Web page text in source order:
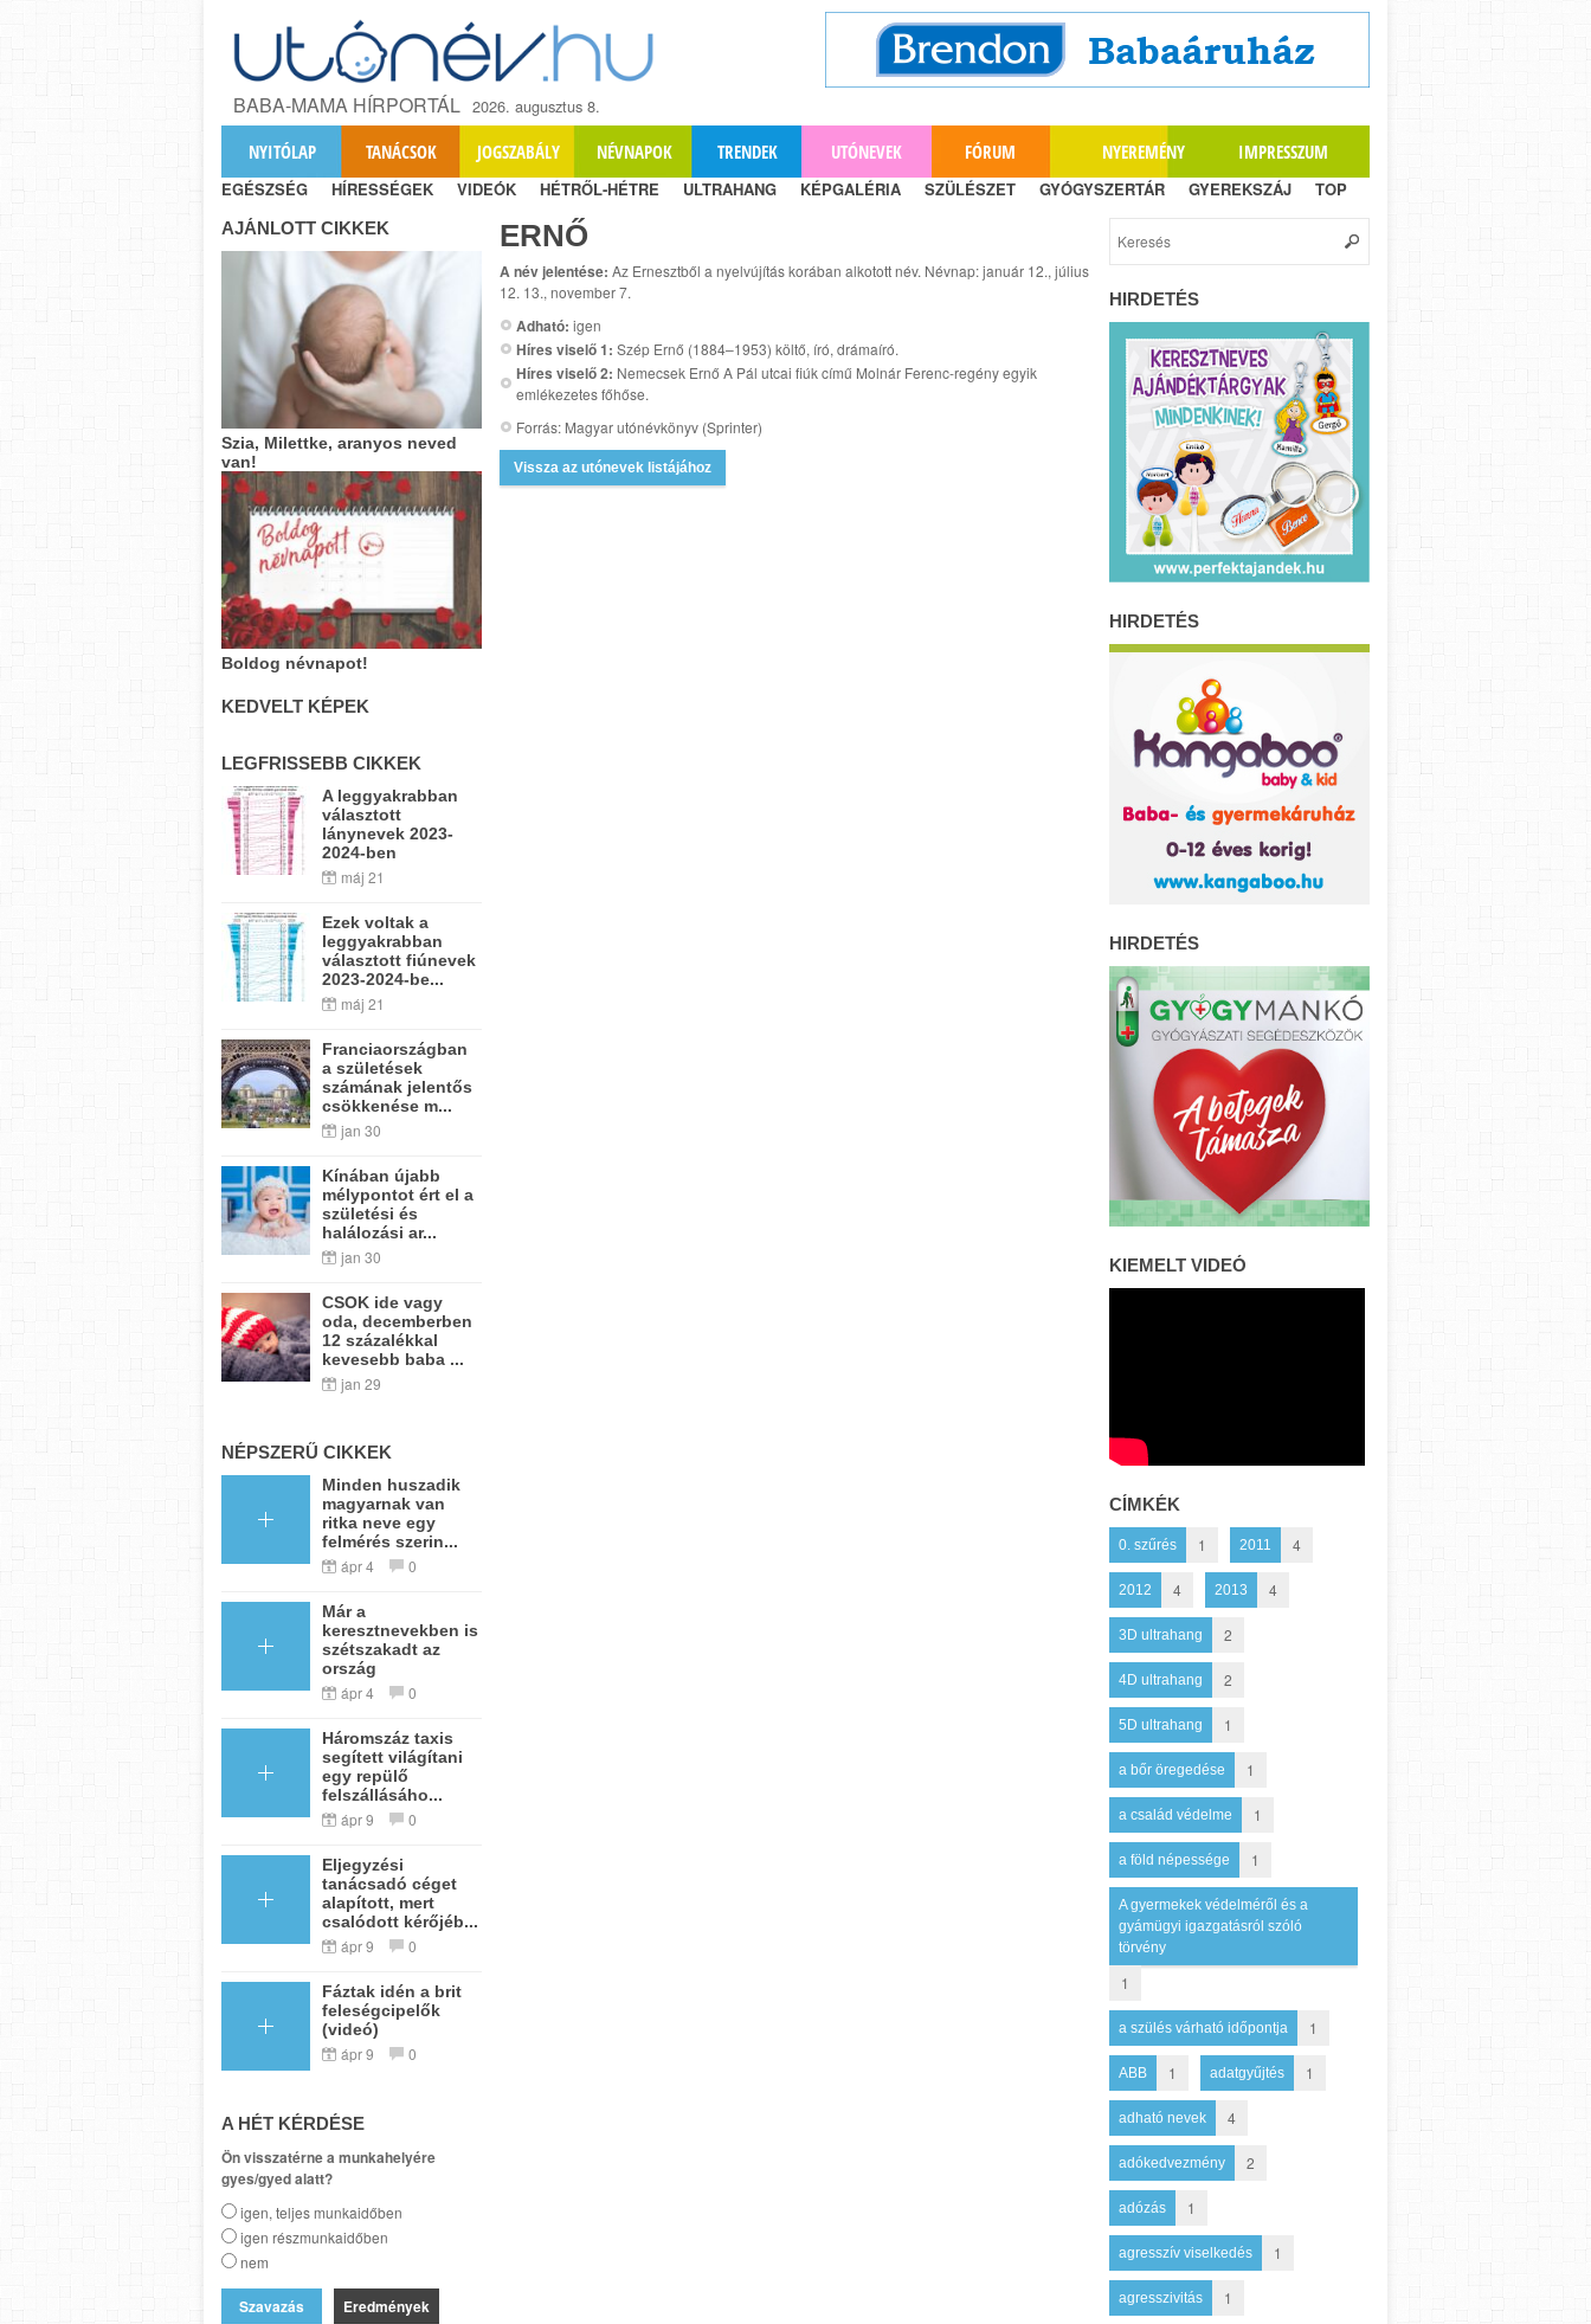
BABA-MAMA HÍRPORTÁL 2026. augusztus 8.
NYITÓLAP TANÁCSOK JOGSZABÁLY NÉVNAPOK TRENDEK UTÓNEVEK FÓRUM NYEREMÉNY IMPRESSZUM
EGÉSZSÉG HÍRESSÉGEK VIDEÓK HÉTRŐL-HÉTRE ULTRAHANG KÉPGALÉRIA SZÜLÉSZET GYÓGYSZERTÁR GYEREKSZÁJ TOP
ERNŐ
A név jelentése: Az Ernesztből a nyelvújítás korában alkotott név. Névnap: január 12., július
12. 13., november 7.
Adható: igen
Híres viselő 1: Szép Ernő (1884–1953) költő, író, drámaíró.
Híres viselő 2: Nemecsek Ernő A Pál utcai fiúk című Molnár Ferenc-regény egyik
emlékezetes főhőse.
Forrás: Magyar utónévkönyv (Sprinter)
Vissza az utónevek listájához
AJÁNLOTT CIKKEK
Szia, Milettke, aranyos neved
van!
Boldog névnapot!
KEDVELT KÉPEK
LEGFRISSEBB CIKKEK
A leggyakrabban
választott
lánynevek 2023-
2024-ben
máj 21
Ezek voltak a
leggyakrabban
választott fiúnevek
2023-2024-be...
máj 21
Franciaországban
a születések
számának jelentős
csökkenése m...
jan 30
Kínában újabb
mélypontot ért el a
születési és
halálozási ar...
jan 30
CSOK ide vagy
oda, decemberben
12 százalékkal
kevesebb baba ...
jan 29
NÉPSZERŰ CIKKEK
Minden huszadik
magyarnak van
ritka neve egy
felmérés szerin...
ápr 4 0
Már a
keresztnevekben is
szétszakadt az
ország
ápr 4 0
Háromszáz taxis
segített világítani
egy repülő
felszállásáho...
ápr 9 0
Eljegyzési
tanácsadó céget
alapított, mert
csalódott kérőjéb...
ápr 9 0
Fáztak idén a brit
feleségcipelők
(videó)
ápr 9 0
A HÉT KÉRDÉSE
Ön visszatérne a munkahelyére
gyes/gyed alatt?
igen, teljes munkaidőben
igen részmunkaidőben
nem
Eredmények
HIRDETÉS
HIRDETÉS
HIRDETÉS
KIEMELT VIDEÓ
CÍMKÉK
0. szűrés 1 2011 4
2012 4 2013 4
3D ultrahang 2
4D ultrahang 2
5D ultrahang 1
a bőr öregedése 1
a család védelme 1
a föld népessége 1
A gyermekek védelméről és a
gyámügyi igazgatásról szóló
törvény
1
a szülés várható időpontja 1
ABB 1 adatgyűjtés 1
adható nevek 4
adókedvezmény 2
adózás 1
agresszív viselkedés 1
agresszivitás 1